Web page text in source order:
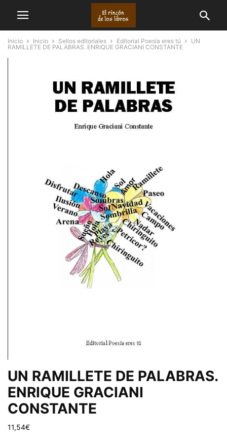
Inicio Inicio Sellos editoriales Editorial Poesía eres tú
UN
RAMILLETE DE PALABRAS. ENRIQUE GRACIANI CONSTANTE
UN RAMILLETE DE PALABRAS.
ENRIQUE GRACIANI
CONSTANTE
11,54€